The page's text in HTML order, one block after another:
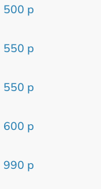
500 р
550 р
550 р
600 р
990 р